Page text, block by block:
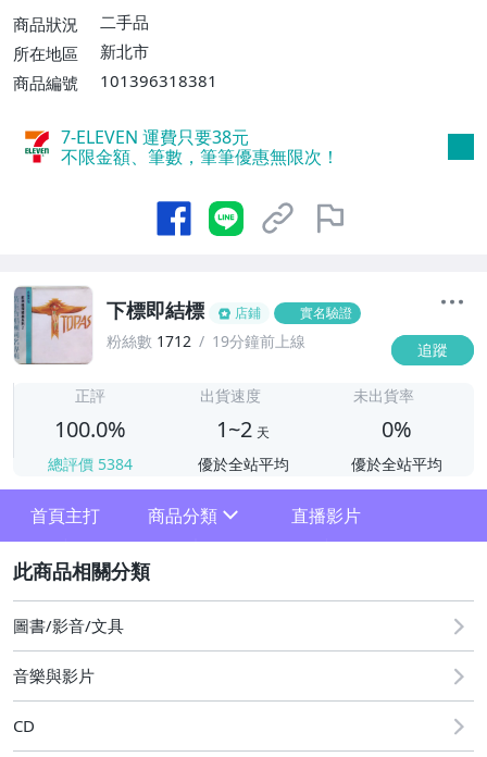
商品狀況
二手品
所在地區
新北市
商品編號
101396318381
7-ELEVEN 運費只要38元
不限金額、筆數，筆筆優惠無限次！
下標即結標 店鋪 實名驗證
粉絲數 1712 19分鐘前上線 追蹤
正評
100.0%
總評價 5384
出貨速度
1~2 天
優於全站平均
未出貨率
0%
優於全站平均
首頁主打 商品分類
其它
直播影片
圖書/影音/文具
音樂與影片
CD